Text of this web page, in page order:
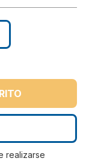
realizarse